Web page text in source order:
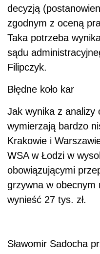
decyzją
zgodnym z oceną
Taka potrzeba
sądu
Filipczyk.
Błędne koło kar
Jak wynika z analizy
wymierzają bardzo
Krakowie i
WSA w Łodzi w
obowiązującymi
grzywna w obecnym
wynieść 27 tys. zł.
Sławomir Sadocha